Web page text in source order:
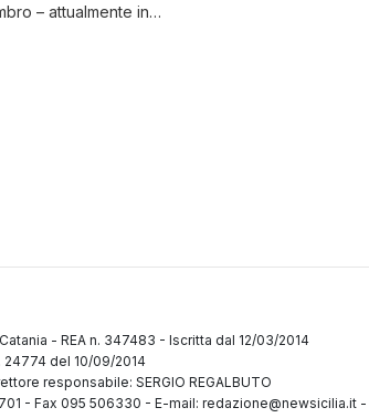
– attualmente in
un appartamento
- REA n. 347483 - Iscritta dal 12/03/2014
24774 del 10/09/2014
responsabile: SERGIO REGALBUTO
- Fax 095 506330 - E-mail: redazione@newsicilia.it -